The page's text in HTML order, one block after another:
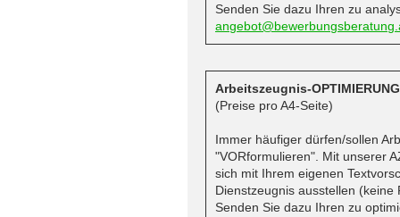
Senden Sie dazu Ihren zu
Arbeitszeugnis-OPTIMIERUNG
(Preise pro A4-Seite)
Immer häufiger dürfen/sollen
"VORformulieren". Mit unserer
sich mit Ihrem eigenen
Dienstzeugnis ausstellen (keine
Senden Sie dazu Ihren zu